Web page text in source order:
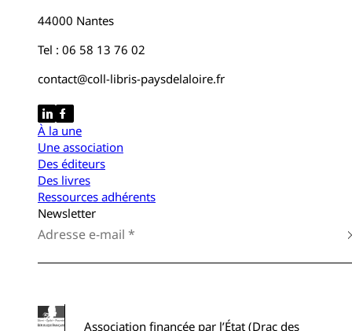
44000 Nantes
Tel : 06 58 13 76 02
contact@coll-libris-paysdelaloire.fr
À la une
Une association
Des éditeurs
Des livres
Ressources adhérents
Newsletter
Association financée par l’État (Drac des